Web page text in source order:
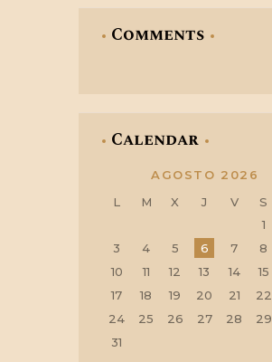
Comments
Calendar
AGOSTO 2026
L
M X J V S
1
3
4 5 6 7 8
10
11 12 13 14 15
17
18 19 20 21 22
24
25 26 27 28 29
31